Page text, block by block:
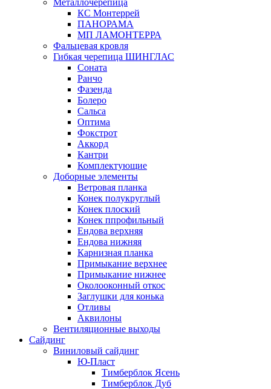
Металлочерепица
КС Монтеррей
ПАНОРАМА
МП ЛАМОНТЕРРА
Фальцевая кровля
Гибкая черепица ШИНГЛАС
Соната
Ранчо
Фазенда
Болеро
Сальса
Оптима
Фокстрот
Аккорд
Кантри
Комплектующие
Доборные элементы
Ветровая планка
Конек полукруглый
Конек плоский
Конек ппрофильный
Ендова верхняя
Ендова нижняя
Карнизная планка
Примыкание верхнее
Примыкание нижнее
Околооконный откос
Заглушки для конька
Отливы
Аквилоны
Вентиляционные выходы
Сайдинг
Виниловый сайдинг
Ю-Пласт
Тимберблок Ясень
Тимберблок Дуб